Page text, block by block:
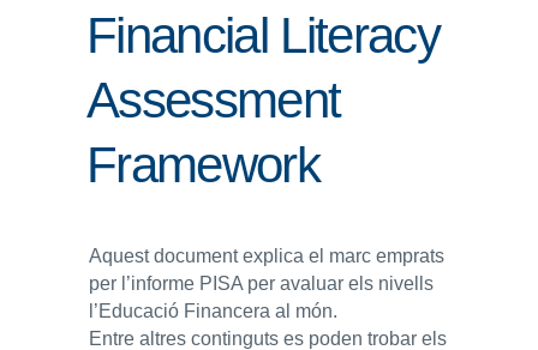
PUBLICACIONS
EF
NOSALTRES
Financial Literacy
Assessment
Framework
Aquest document explica el marc emprats
per l’informe PISA per avaluar els nivells
l’Educació Financera al món.
Entre altres continguts es poden trobar els